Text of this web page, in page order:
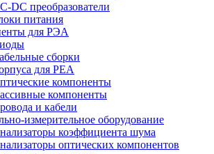
DC преобразователи
питания
для РЭА
сборки
для РЕА
компоненты
компоненты
и кабели
измерительное оборудование
коэффициента шума
оптических компонентов